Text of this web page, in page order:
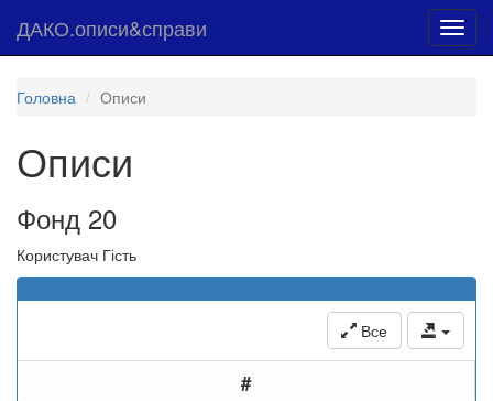
ДАКО.описи&справи
Головна Описи
Описи
Фонд 20
Користувач Гість
Все
#